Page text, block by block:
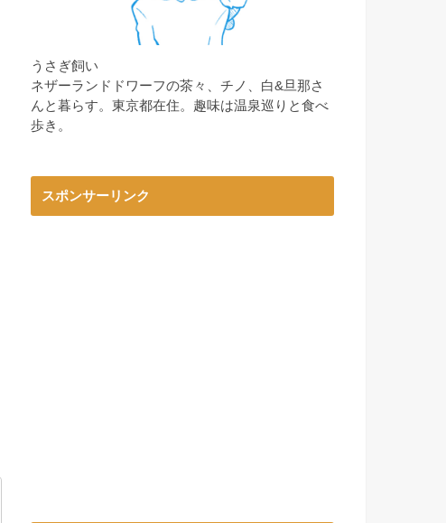
うさぎ飼い
ネザーランドドワーフの茶々、チノ、白&旦那さ
んと暮らす。東京都在住。趣味は温泉巡りと食べ
歩き。
スポンサーリンク